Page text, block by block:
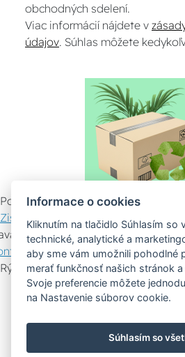
obchodných sdelení.
Viac informácií nájdete v
údajov . Súhlas môžete
Pomáhame ostatným
Zistiť viac
spoluprácu
nás
Rýchly kontakt
Zákaznícky servis
Informace o cookies
Kliknutím na tlačidlo Súhlasím so
technické, analytické a
aby sme vám umožnili pohodlné
merať funkčnosť našich stránok
Svoje preferencie môžete
na Nastavenie súborov cookie.
Súhlasím so